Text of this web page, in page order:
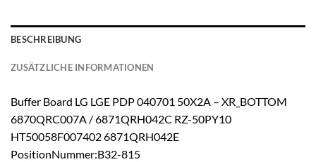
BESCHREIBUNG
ZUSÄTZLICHE INFORMATIONEN
Buffer Board LG LGE PDP 040701 50X2A – XR_BOTTOM
6870QRC007A / 6871QRH042C RZ-50PY10
HT50058F007402 6871QRH042E
PositionNummer:B32-815